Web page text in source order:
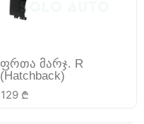
ფრთა მარჯ. R
(Hatchback)
129 ₾